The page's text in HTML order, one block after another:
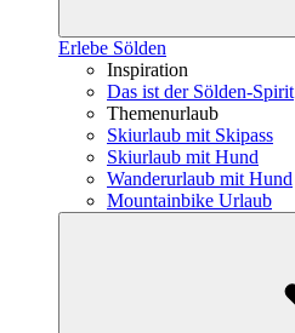
Erlebe Sölden
Inspiration
Das ist der Sölden-Spirit
Themenurlaub
Skiurlaub mit Skipass
Skiurlaub mit Hund
Wanderurlaub mit Hund
Mountainbike Urlaub